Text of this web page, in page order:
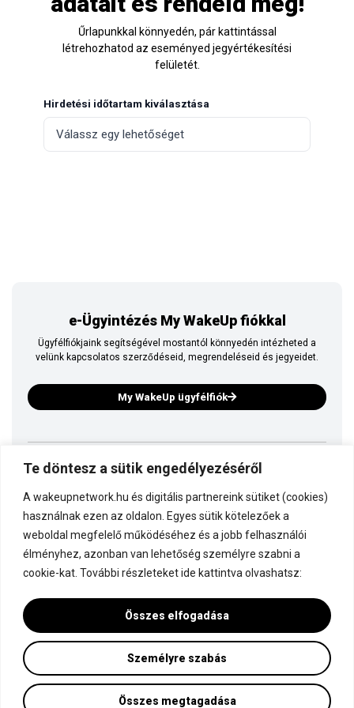
Te döntesz a sütik engedélyezéséről
A wakeupnetwork.hu és digitális partnereink sütiket (cookies)
használnak ezen az oldalon. Egyes sütik kötelezőek a
weboldal megfelelő működéséhez és a jobb felhasználói
élményhez, azonban van lehetőség személyre szabni a
cookie-kat. További részleteket ide kattintva olvashatsz:
Személyre szabás
Összes megtagadása
Összes elfogadása
Űrlapunkkal könnyedén, pár kattintással
létrehozhatod az eseményed jegyértékesítési
felületét.
Hirdetési időtartam kiválasztása
e-Ügyintézés My WakeUp fiókkal
Ügyfélfiókjaink segítségével mostantól könnyedén intézheted a
velünk kapcsolatos szerződéseid, megrendeléseid és jegyeidet.
My WakeUp ügyfélfiók
Ez is a WakeUp
Kapcsolódj a WakeUp-hoz!
Dokumentáció
Adatvédelmi és cookie beállítások
Minden jog fenntartva! © WakeUp Network 2015-2026 by Marczinka Mátyás